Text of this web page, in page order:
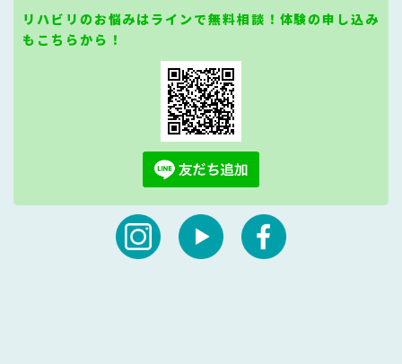
リハビリのお悩みはラインで無料相談！体験の申し込み
もこちらから！